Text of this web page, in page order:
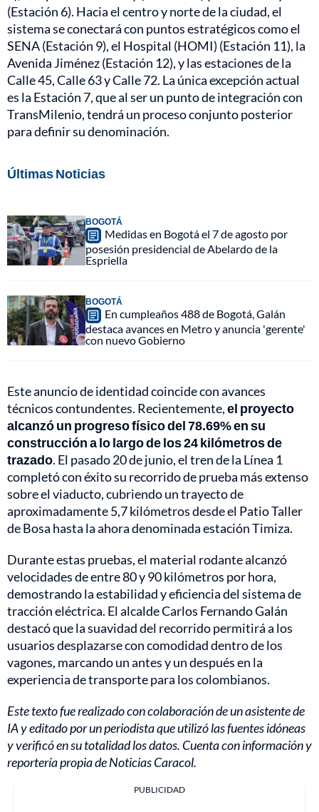
(Estación 6). Hacia el centro y norte de la ciudad, el
sistema se conectará con puntos estratégicos como el
SENA (Estación 9), el Hospital (HOMI) (Estación 11), la
Avenida Jiménez (Estación 12), y las estaciones de la
Calle 45, Calle 63 y Calle 72. La única excepción actual
es la Estación 7, que al ser un punto de integración con
TransMilenio, tendrá un proceso conjunto posterior
para definir su denominación.
Últimas Noticias
BOGOTÁ
Medidas en Bogotá el 7 de agosto por
posesión presidencial de Abelardo de la
Espriella
BOGOTÁ
En cumpleaños 488 de Bogotá, Galán
destaca avances en Metro y anuncia 'gerente'
con nuevo Gobierno
Este anuncio de identidad coincide con avances
técnicos contundentes. Recientemente,el proyecto
alcanzó un progreso físico del 78.69% en su
construcción a lo largo de los 24 kilómetros de
trazado. El pasado 20 de junio, el tren de la Línea 1
completó con éxito su recorrido de prueba más extenso
sobre el viaducto, cubriendo un trayecto de
aproximadamente 5,7 kilómetros desde el Patio Taller
de Bosa hasta la ahora denominada estación Timiza.
Durante estas pruebas, el material rodante alcanzó
velocidades de entre 80 y 90 kilómetros por hora,
demostrando la estabilidad y eficiencia del sistema de
tracción eléctrica. El alcalde Carlos Fernando Galán
destacó que la suavidad del recorrido permitirá a los
usuarios desplazarse con comodidad dentro de los
vagones, marcando un antes y un después en la
experiencia de transporte para los colombianos.
Este texto fue realizado con colaboración de un asistente de
IA y editado por un periodista que utilizó las fuentes idóneas
y verificó en su totalidad los datos. Cuenta con información y
reportería propia de Noticias Caracol.
PUBLICIDAD